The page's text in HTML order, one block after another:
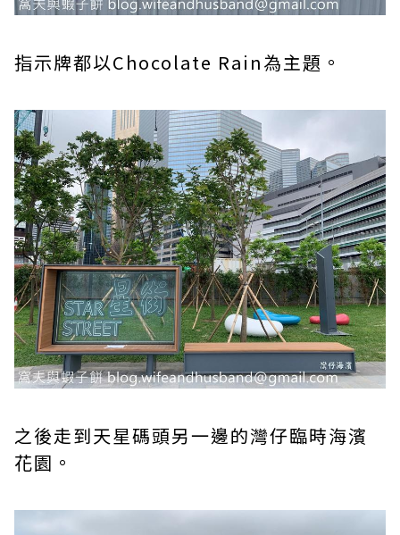
指示牌都以Chocolate Rain為主題。
之後走到天星碼頭另一邊的灣仔臨時海濱
花園。